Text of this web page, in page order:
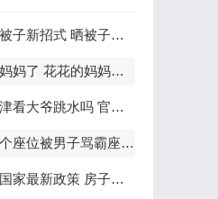
式 晒被子新花样实在太机智
花花的妈妈是哪只大熊猫
水吗 官方回应天津大爷跳水成打卡点
霸座 女子买3个座位被无座大爷骂哭怎么回事
策 房子烂尾了该找哪个部门解决?